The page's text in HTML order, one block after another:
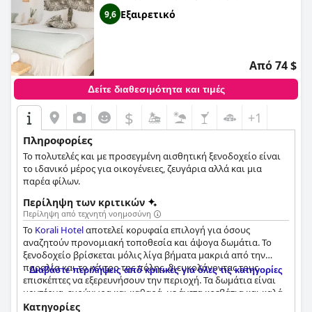
αναζητούν μια γοητευτική και κομψή απόδραση στη Νάξο.
9,6 Εξαιρετικό
Από 74 $
Δείτε διαθεσιμότητα και τιμές
$ +1
Πληροφορίες
Το πολυτελές και με προσεγμένη αισθητική ξενοδοχείο είναι
το ιδανικό μέρος για οικογένειες, ζευγάρια αλλά και μια
παρέα φίλων.
Περίληψη των κριτικών
Περίληψη από τεχνητή νοημοσύνη
Το Korali Hotelαποτελεί κορυφαία επιλογή για όσους
αναζητούν προνομιακή τοποθεσία και άψογα δωμάτια. Το
ξενοδοχείο βρίσκεται μόλις λίγα βήματα μακριά από την
παραλία και το κέντρο της πόλης, διευκολύνοντας τους
επισκέπτες να εξερευνήσουν την περιοχή. Τα δωμάτια είναι
μοντέρνα, ευρύχωρα και καθαρά, με άνετα κρεβάτια και καλά
εξοπλισμένα μπάνια. Το προσωπικό, συμπεριλαμβανομένου
Διαβάστε περιλήψεις από κριτικές για όλες τις κατηγορίες
Κατηγορίες